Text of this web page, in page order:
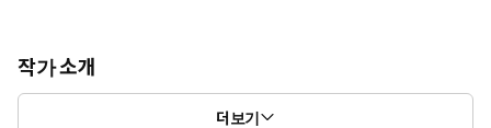
어집니다. 게임의 비주얼적 요소가 어떻게 사용자 경험에 영향을 미
치는지, 다양한 디자인 도구를 활용하여 매력적인 게임 아트를 제작
하는 방법을 배울 수 있습니다. 또한, 애니메이션 기법을 통해 캐릭
작가 소개
"세상을 아름다운 지식으로 물들이자" 위 모토를 바탕으로 다양한
더보기